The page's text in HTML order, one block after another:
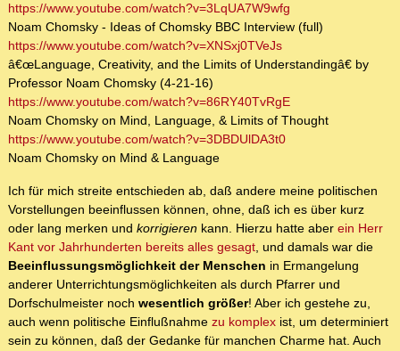
https://www.youtube.com/watch?v=3LqUA7W9wfg
Noam Chomsky - Ideas of Chomsky BBC Interview (full)
https://www.youtube.com/watch?v=XNSxj0TVeJs
â€œLanguage, Creativity, and the Limits of Understandingâ€ by
Professor Noam Chomsky (4-21-16)
https://www.youtube.com/watch?v=86RY40TvRgE
Noam Chomsky on Mind, Language, & Limits of Thought
https://www.youtube.com/watch?v=3DBDUlDA3t0
Noam Chomsky on Mind & Language
Ich für mich streite entschieden ab, daß andere meine politischen
Vorstellungen beeinflussen können, ohne, daß ich es über kurz
oder lang merken und korrigieren kann. Hierzu hatte aber ein Herr
Kant vor Jahrhunderten bereits alles gesagt, und damals war die
Beeinflussungsmöglichkeit der Menschen in Ermangelung
anderer Unterrichtungsmöglichkeiten als durch Pfarrer und
Dorfschulmeister noch wesentlich größer! Aber ich gestehe zu,
auch wenn politische Einflußnahme zu komplex ist, um determiniert
sein zu können, daß der Gedanke für manchen Charme hat. Auch